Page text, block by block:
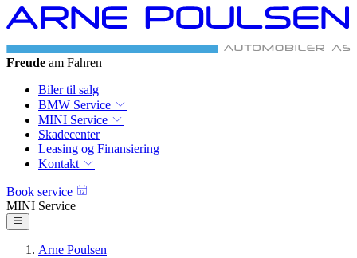
Freude am Fahren
Biler til salg
BMW Service
MINI Service
Skadecenter
Leasing og Finansiering
Kontakt
Book service
MINI Service
Arne Poulsen